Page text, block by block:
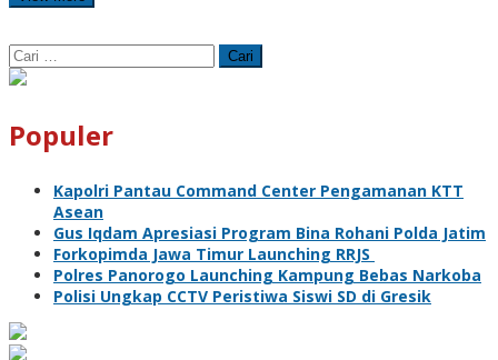
Cari
untuk:
Populer
Kapolri Pantau Command Center Pengamanan KTT
Asean
Gus Iqdam Apresiasi Program Bina Rohani Polda Jatim
Forkopimda Jawa Timur Launching RRJS
Polres Panorogo Launching Kampung Bebas Narkoba
Polisi Ungkap CCTV Peristiwa Siswi SD di Gresik